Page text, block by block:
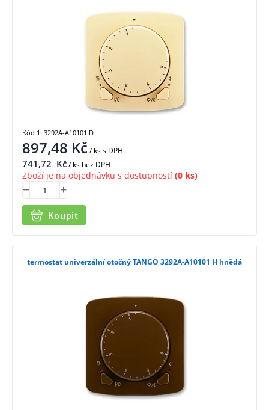
897,48 Kč/ kss DPH
741,72 Kč/ ks bez DPH
Zboží je na objednávku s dostupností (0 ks)
Koupit
Kód 1: 3292A-A10101 D
termostat univerzální otočný TANGO 3292A-A10101 H hnědá